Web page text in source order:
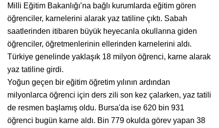
Milli Eğitim Bakanlığı’na bağlı kurumlarda eğitim gören
öğrenciler, karnelerini alarak yaz tatiline çıktı. Sabah
saatlerinden itibaren büyük heyecanla okullarına giden
öğrenciler, öğretmenlerinin ellerinden karnelerini aldı.
Türkiye genelinde yaklaşık 18 milyon öğrenci, karne alarak
yaz tatiline girdi.
Yoğun geçen bir eğitim öğretim yılının ardından
milyonlarca öğrenci için ders zili son kez çalarken, yaz tatili
de resmen başlamış oldu. Bursa'da ise 620 bin 931
öğrenci bugün karne aldı. Bin 779 okulda görev yapan 38